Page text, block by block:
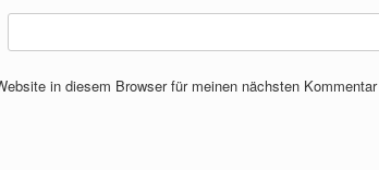
in diesem Browser für meinen nächsten